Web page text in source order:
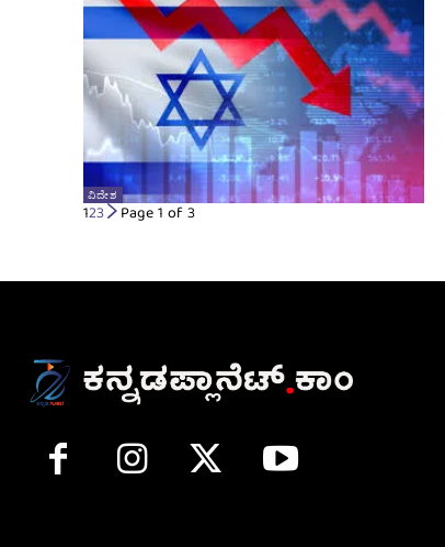
ವಿದೇಶ
123 Page 1 of 3